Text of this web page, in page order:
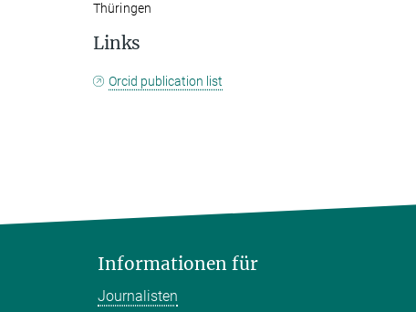
Thüringen
Links
Orcid publication list
Informationen für
Journalisten